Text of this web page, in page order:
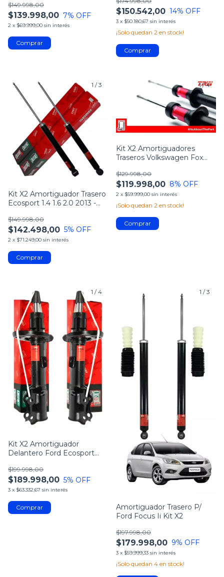
$139.998,00
$149.998,00
7% OFF
2 x $69.999,00 sin interés
$150.542,00 14% OFF
3 x $50.180,67 sin interés
¡Solo quedan 2 en stock!
1 /3
Kit X2 Amortiguador Trasero
Ecosport 1.4 1.6 2.0 2013 -
$142.498,00
$149.998,00
5% OFF
2 x $71.249,00 sin interés
1/4
Kit X2 Amortiguadores
Traseros Volkswagen Fox
$119.998,00
$129.998,00
8% OFF
2 x $59.999,00 sin interés
¡Solo quedan 2 en stock!
1 /4
Kit X2 Amortiguador
Delantero Ford Ecosport
$189.998,00
$199.998,00
5% OFF
3 x $63.332,67 sin interés
1 /3
Amortiguador Trasero P/
Ford Focus Ii Kit X2
$179.998,00
$197.998,00
9% OFF
3 x $59.999,33 sin interés
¡Solo quedan 4 en stock!